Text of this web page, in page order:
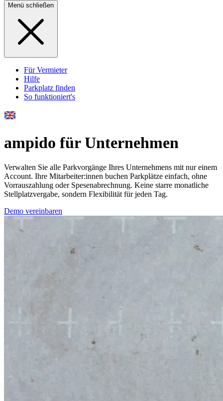
Menü schließen
Für Vermieter
Hilfe
Parkplatz finden
So funktioniert's
ampido für Unternehmen
Verwalten Sie alle Parkvorgänge Ihres Unternehmens mit nur einem
Account. Ihre Mitarbeiter:innen buchen Parkplätze einfach, ohne
Vorrauszahlung oder Spesenabrechnung. Keine starre monatliche
Stellplatzvergabe, sondern Flexibilität für jeden Tag.
Demo vereinbaren